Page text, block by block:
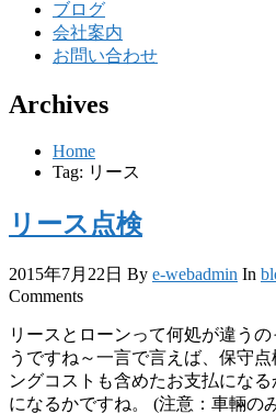
ブログ
会社案内
お問い合わせ
Archives
Home
Tag: リース
リース点検
2015年7月22日 By e-webadmin In
Comments
リースとローンって何処が違う
うですね～一言で言えば、保守
ングコストも含めたお支払にな
になるかですね。 (注意：車輛の